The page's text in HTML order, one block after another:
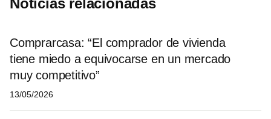
Noticias relacionadas
Comprarcasa: “El comprador de vivienda
tiene miedo a equivocarse en un mercado
muy competitivo”
13/05/2026